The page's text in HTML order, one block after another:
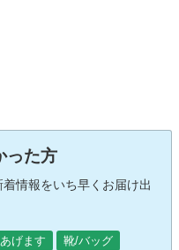
った方
情報をいち早くお届け出
げます
靴/バッグ